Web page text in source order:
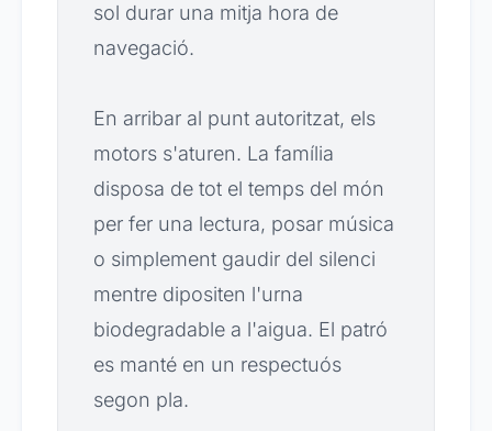
sol durar una mitja hora de
navegació.
En arribar al punt autoritzat, els
motors s'aturen. La família
disposa de tot el temps del món
per fer una lectura, posar música
o simplement gaudir del silenci
mentre dipositen l'urna
biodegradable a l'aigua. El patró
es manté en un respectuós
segon pla.